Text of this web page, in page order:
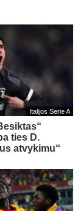
Italijos Serie A
ties D.
atvykimu“